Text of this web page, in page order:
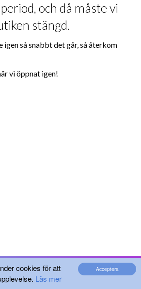
Acceptera
cookies för att
Läs mer
och då måste vi
stängd.
igen så snabbt det går, så återkom
vi öppnat igen!